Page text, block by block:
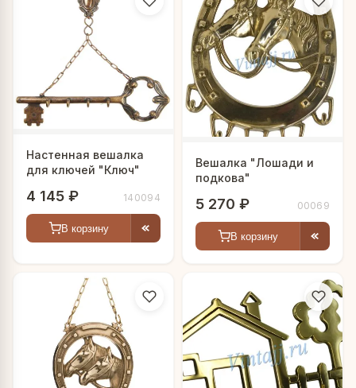
Настенная вешалка
для ключей "Ключ"
4 145 ₽ 140094
В корзину
Вешалка "Лошади и
подкова"
5 270 ₽ 00069
В корзину